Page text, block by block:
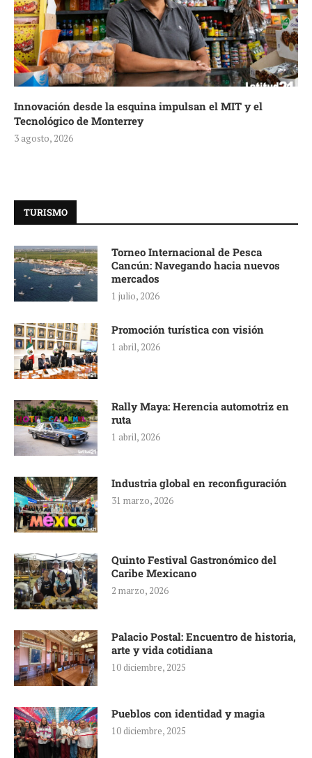
Innovación desde la esquina impulsan el MIT y el
Tecnológico de Monterrey
3 agosto, 2026
TURISMO
Torneo Internacional de Pesca
Cancún: Navegando hacia nuevos
mercados
1 julio, 2026
Promoción turística con visión
1 abril, 2026
Rally Maya: Herencia automotriz en
ruta
1 abril, 2026
Industria global en reconfiguración
31 marzo, 2026
Quinto Festival Gastronómico del
Caribe Mexicano
2 marzo, 2026
Palacio Postal: Encuentro de historia,
arte y vida cotidiana
10 diciembre, 2025
Pueblos con identidad y magia
10 diciembre, 2025